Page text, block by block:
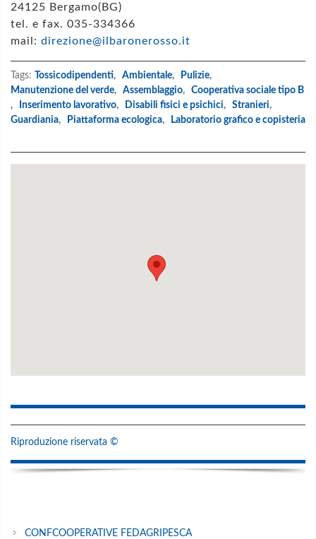
24125 Bergamo(BG)
tel. e fax. 035-334366
mail: direzione@ilbaronerosso.it
Tags: Tossicodipendenti, Ambientale, Pulizie,
Manutenzione del verde, Assemblaggio, Cooperativa sociale tipo B
,
Inserimento lavorativo, Disabili fisici e psichici, Stranieri,
Guardiania, Piattaforma ecologica, Laboratorio grafico e copisteria
Riproduzione riservata ©
CONFCOOPERATIVE FEDAGRIPESCA